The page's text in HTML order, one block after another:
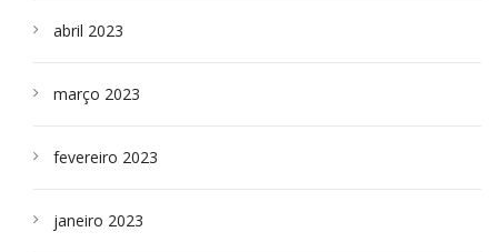
abril 2023
março 2023
fevereiro 2023
janeiro 2023